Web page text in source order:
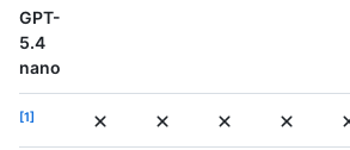
GPT-
5.4
nano
1